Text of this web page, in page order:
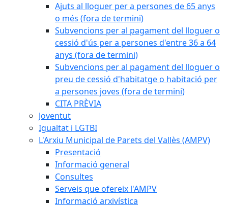
Ajuts al lloguer per a persones de 65 anys
o més (fora de termini)
Subvencions per al pagament del lloguer o
cessió d'ús per a persones d'entre 36 a 64
anys (fora de termini)
Subvencions per al pagament del lloguer o
preu de cessió d'habitatge o habitació per
a persones joves (fora de termini)
CITA PRÈVIA
Joventut
Igualtat i LGTBI
L'Arxiu Municipal de Parets del Vallès (AMPV)
Presentació
Informació general
Consultes
Serveis que ofereix l'AMPV
Informació arxivística